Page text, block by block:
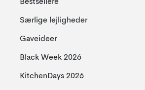
Bestsellere
Særlige lejligheder
Gaveideer
Black Week 2026
KitchenDays 2026